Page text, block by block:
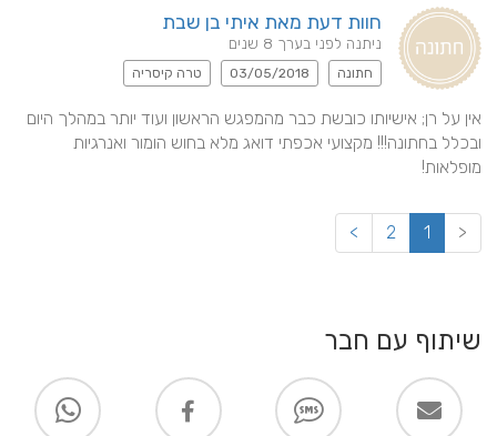
חוות דעת מאת איתי בן שבת
ניתנה לפני בערך 8 שנים
חתונה 03/05/2018 טרה קיסריה
מופלאות!
<
1
2
>
שיתוף עם חבר